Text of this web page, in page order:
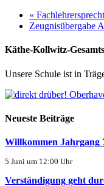
«
Zeugnisübergabe
Käthe-Kollwitz-
Unsere Schule ist in
Neueste Beiträge
Willkommen Jahrgang
5 Juni um 12:00 Uhr
Verständigung geht